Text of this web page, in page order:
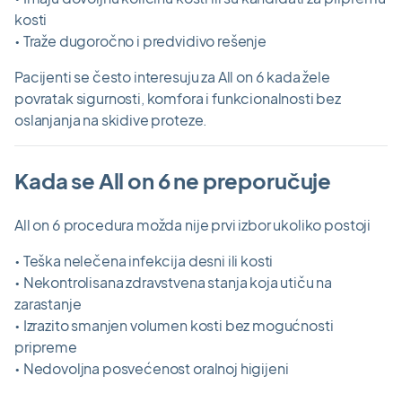
kosti
• Traže dugoročno i predvidivo rešenje
Pacijenti se često interesuju za All on 6 kada žele
povratak sigurnosti, komfora i funkcionalnosti bez
oslanjanja na skidive proteze.
Kada se All on 6 ne preporučuje
All on 6 procedura možda nije prvi izbor ukoliko postoji
• Teška nelečena infekcija desni ili kosti
• Nekontrolisana zdravstvena stanja koja utiču na
zarastanje
• Izrazito smanjen volumen kosti bez mogućnosti
pripreme
• Nedovoljna posvećenost oralnoj higijeni